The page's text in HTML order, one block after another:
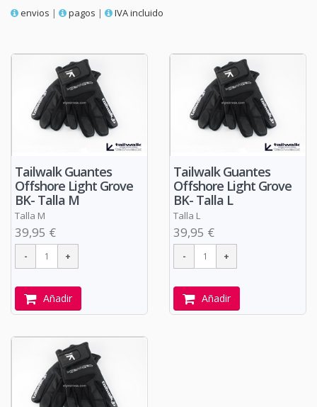
envios | pagos | IVA incluido
Tailwalk Guantes
Offshore Light Grove
BK- Talla M
Talla M
39,95 €
Añadir
Tailwalk Guantes
Offshore Light Grove
BK- Talla L
Talla L
39,95 €
Añadir